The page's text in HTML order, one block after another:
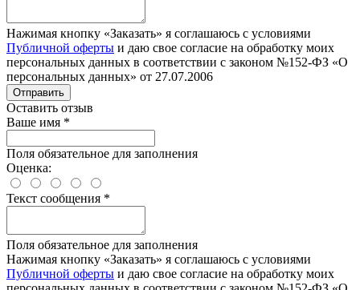
Нажимая кнопку «Заказать» я соглашаюсь с условиями
Публичной оферты и даю свое согласие на обработку моих
персональных данных в соответствии с законом №152-ФЗ «О
персональных данных» от 27.07.2006
Отправить
Оставить отзыв
Ваше имя *
Поля обязательное для заполнения
Оценка:
Текст сообщения *
Поля обязательное для заполнения
Нажимая кнопку «Заказать» я соглашаюсь с условиями
Публичной оферты и даю свое согласие на обработку моих